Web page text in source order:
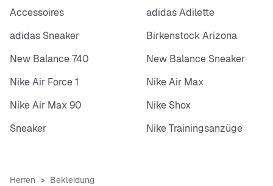
Accessoires
adidas Adilette
adidas Sneaker
Birkenstock Arizona
New Balance 740
New Balance Sneaker
Nike Air Force 1
Nike Air Max
Nike Air Max 90
Nike Shox
Sneaker
Nike Trainingsanzüge
Herren Bekleidung